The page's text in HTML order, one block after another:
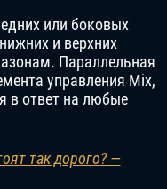
или боковых
и верхних
Параллельная
управления Mix,
в ответ на любые
так дорого? —